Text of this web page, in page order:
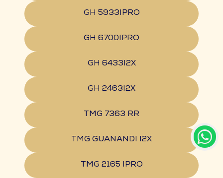
GH 5933IPRO
GH 6700IPRO
GH 6433I2X
GH 2463I2X
TMG 7363 RR
TMG GUANANDI I2X
TMG 2165 IPRO